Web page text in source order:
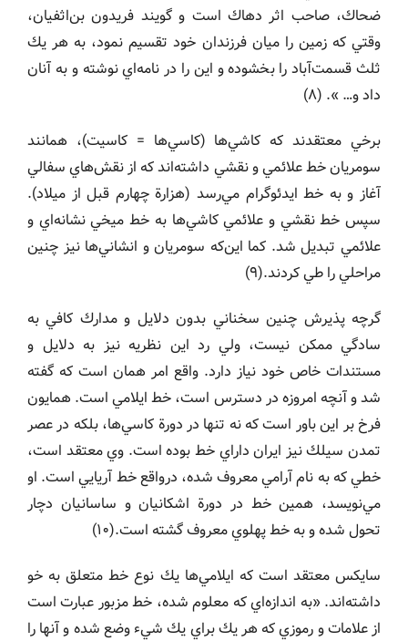
ضحاك، صاحب اثر دهاك است و گويند فريدون بن‌اثفيان،
وقتي كه زمين را ميان فرزندان خود تقسيم نمود، به هر يك
ثلث قسمت‌آباد را بخشوده و اين را در نامه‌اي نوشته و به آنان
داد و… ». (٨)
برخي معتقدند كه كاشي‌ها (كاسي‌ها = كاسيت)، همانند
سومريان خط علائمي و نقشي داشته‌اند كه از نقش‌هاي سفالي
آغاز و به خط ايدئوگرام مي‌رسد (هزارة چهارم قبل از ميلاد).
سپس خط نقشي و علائمي كاشي‌ها به خط ميخي نشانه‌اي و
علائمي تبديل شد. كما اين‌كه سومريان و انشاني‌ها نيز چنين
مراحلي را طي كردند.(٩)
گرچه پذيرش چنين سخناني بدون دلايل و مدارك كافي به
سادگي ممكن نيست، ولي رد اين نظريه نيز به دلايل و
مستندات خاص خود نياز دارد. واقع امر همان است كه گفته
شد و آنچه امروزه در دسترس است، خط ايلامي است. همايون
فرخ بر اين باور است كه نه تنها در دورة كاسي‌ها، بلكه در عصر
تمدن سيلك نيز ايران داراي خط بوده است. وي معتقد است،
خطي كه به نام آرامي معروف شده، درواقع خط آريايي است. او
مي‌نويسد، همين خط در دورة اشكانيان و ساسانيان دچار
تحول شده و به خط پهلوي معروف گشته است.(١٠)
سايكس معتقد است كه ايلامي‌ها يك نوع خط متعلق به خو
داشته‌اند. «به اندازه‌اي كه معلوم شده، خط مزبور عبارت است
از علامات و رموزي كه هر يك براي يك شيء وضع شده و آنها را